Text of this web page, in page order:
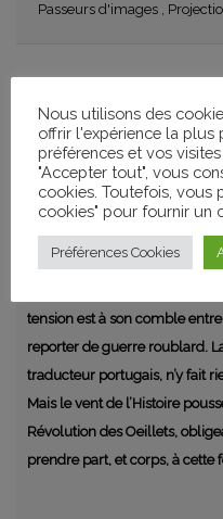
Passeurs d'images ,
Baier
Suisse / Comédie / 1h24
« Avril 1974. Deux
pour réaliser un reportage sur
technicien proche de la
tension est à son comble
reporter de guerre roublard.
traducteur portugais, n’y fait
Mais le vent de l’Histoire
Révolution des Oeillets,
prendre part, et corps, à cette
Nous utilisons des
offrir l'expérience la plus
préférences et vos
"Accepter tout", vous
cookies. Toutefois, vous
cookies" pour fournir un
Préférences Cookies